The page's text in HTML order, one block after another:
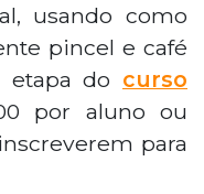
usando como
pincel e café
etapa do curso
por aluno ou
para